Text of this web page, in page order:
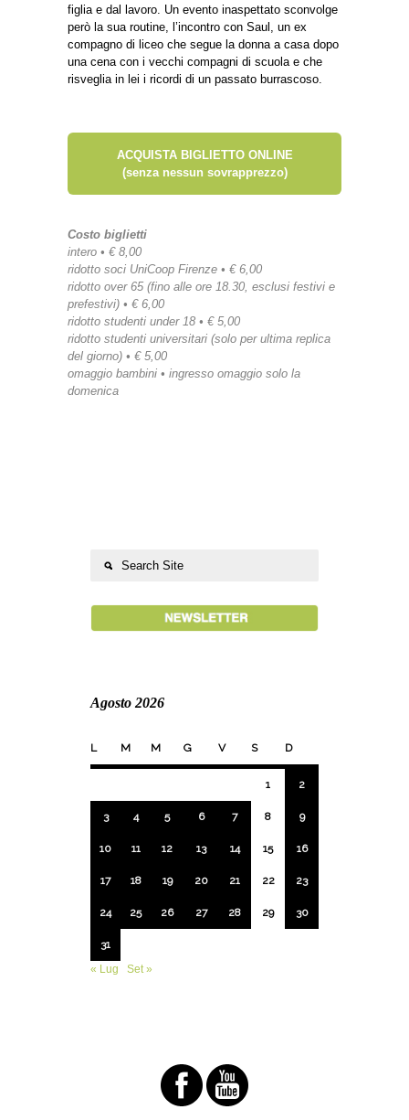
figlia e dal lavoro. Un evento inaspettato sconvolge
però la sua routine, l’incontro con Saul, un ex
compagno di liceo che segue la donna a casa dopo
una cena con i vecchi compagni di scuola e che
risveglia in lei i ricordi di un passato burrascoso.
ACQUISTA BIGLIETTO ONLINE
(senza nessun sovrapprezzo)
Costo biglietti
intero • € 8,00
ridotto soci UniCoop Firenze • € 6,00
ridotto over 65 (fino alle ore 18.30, esclusi festivi e
prefestivi) • € 6,00
ridotto studenti under 18 • € 5,00
ridotto studenti universitari (solo per ultima replica
del giorno) • € 5,00
omaggio bambini • ingresso omaggio solo la
domenica
Agosto 2026
L M M G V S D
1 2
3 4 5 6 7 8 9
10 11 12 13 14 15 16
17 18 19 20 21 22 23
24 25 26 27 28 29 30
31
« Lug
Set »